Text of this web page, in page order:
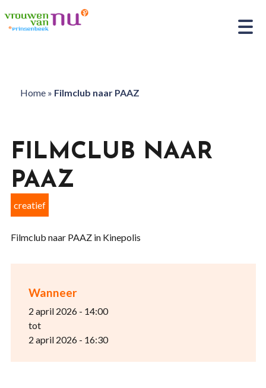
Home» Filmclub naar PAAZ
Wanneer
2 april 2026 - 14:00
tot
2 april 2026 - 16:30
FILMCLUB NAAR
PAAZ
creatief
Filmclub naar PAAZ in Kinepolis